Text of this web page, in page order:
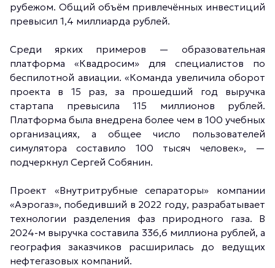
рубежом. Общий объём привлечённых инвестиций
превысил 1,4 миллиарда рублей.
Среди ярких примеров — образовательная
платформа «Квадросим» для специалистов по
беспилотной авиации. «Команда увеличила оборот
проекта в 15 раз, за прошедший год выручка
стартапа превысила 115 миллионов рублей.
Платформа была внедрена более чем в 100 учебных
организациях, а общее число пользователей
симулятора составило 100 тысяч человек», —
подчеркнул Сергей Собянин.
Проект «Внутритрубные сепараторы» компании
«Аэрогаз», победивший в 2022 году, разрабатывает
технологии разделения фаз природного газа. В
2024-м выручка составила 336,6 миллиона рублей, а
география заказчиков расширилась до ведущих
нефтегазовых компаний.